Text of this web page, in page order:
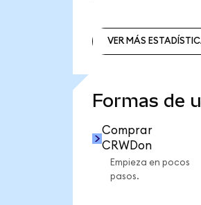
VER MÁS
Formas de
Comprar
CRWDon
Empieza en pocos
pasos.